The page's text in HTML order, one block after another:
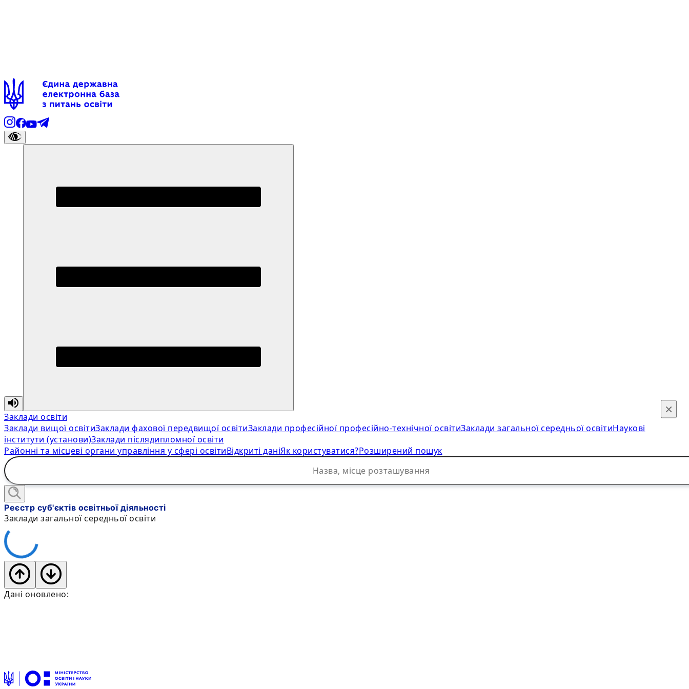
Заклади освіти
Заклади вищої освітиЗаклади фахової передвищої освітиЗаклади професійної професійно-технічної освітиЗаклади загальної середньої освітиНаукові
інститути (установи)Заклади післядипломної освіти
Районні та місцеві органи управління у сфері освітиВідкриті даніЯк користуватися?Розширений пошук
×
Реєстр суб'єктів освітньої діяльності
Заклади загальної середньої освіти
Дані оновлено: